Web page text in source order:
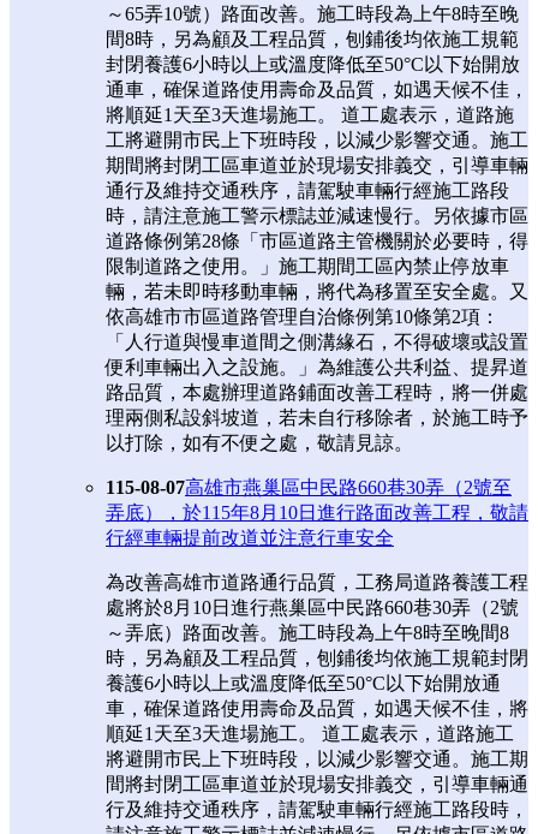
～65弄10號）路面改善。施工時段為上午8時至晚
間8時，另為顧及工程品質，刨鋪後均依施工規範
封閉養護6小時以上或溫度降低至50°C以下始開放
通車，確保道路使用壽命及品質，如遇天候不佳，
將順延1天至3天進場施工。 道工處表示，道路施
工將避開市民上下班時段，以減少影響交通。施工
期間將封閉工區車道並於現場安排義交，引導車輛
通行及維持交通秩序，請駕駛車輛行經施工路段
時，請注意施工警示標誌並減速慢行。另依據市區
道路條例第28條「市區道路主管機關於必要時，得
限制道路之使用。」施工期間工區內禁止停放車
輛，若未即時移動車輛，將代為移置至安全處。又
依高雄市市區道路管理自治條例第10條第2項：
「人行道與慢車道間之側溝緣石，不得破壞或設置
便利車輛出入之設施。」為維護公共利益、提昇道
路品質，本處辦理道路鋪面改善工程時，將一併處
理兩側私設斜坡道，若未自行移除者，於施工時予
以打除，如有不便之處，敬請見諒。
115-08-07高雄市燕巢區中民路660巷30弄（2號至
弄底），於115年8月10日進行路面改善工程，敬請
行經車輛提前改道並注意行車安全
為改善高雄市道路通行品質，工務局道路養護工程
處將於8月10日進行燕巢區中民路660巷30弄（2號
～弄底）路面改善。施工時段為上午8時至晚間8
時，另為顧及工程品質，刨鋪後均依施工規範封閉
養護6小時以上或溫度降低至50°C以下始開放通
車，確保道路使用壽命及品質，如遇天候不佳，將
順延1天至3天進場施工。 道工處表示，道路施工
將避開市民上下班時段，以減少影響交通。施工期
間將封閉工區車道並於現場安排義交，引導車輛通
行及維持交通秩序，請駕駛車輛行經施工路段時，